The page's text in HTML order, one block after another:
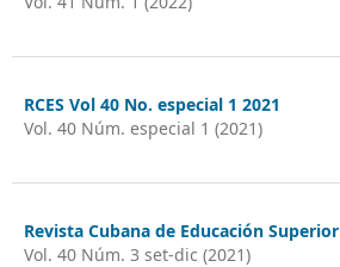
RCES Vol 40 No. especial 1 2021
Vol. 40 Núm. especial 1 (2021)
Revista Cubana de Educación Superior
Vol. 40 Núm. 3 set-dic (2021)